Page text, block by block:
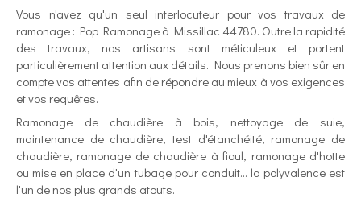
Vous n'avez qu'un seul interlocuteur pour vos travaux de
ramonage : Pop Ramonage à Missillac 44780. Outre la rapidité
des travaux, nos artisans sont méticuleux et portent
particulièrement attention aux détails. Nous prenons bien sûr en
compte vos attentes afin de répondre au mieux à vos exigences
et vos requêtes.
Ramonage de chaudière à bois, nettoyage de suie,
maintenance de chaudière, test d'étanchéité, ramonage de
chaudière, ramonage de chaudière à fioul, ramonage d'hotte
ou mise en place d'un tubage pour conduit... la polyvalence est
l'un de nos plus grands atouts.